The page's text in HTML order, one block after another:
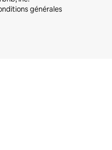
générales